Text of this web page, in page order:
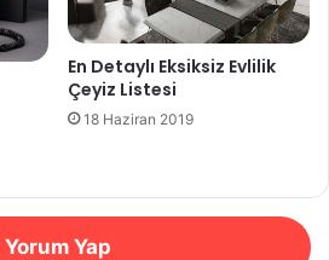
En Detaylı Eksiksiz Evlilik
Çeyiz Listesi
18 Haziran 2019
Yorum Yap